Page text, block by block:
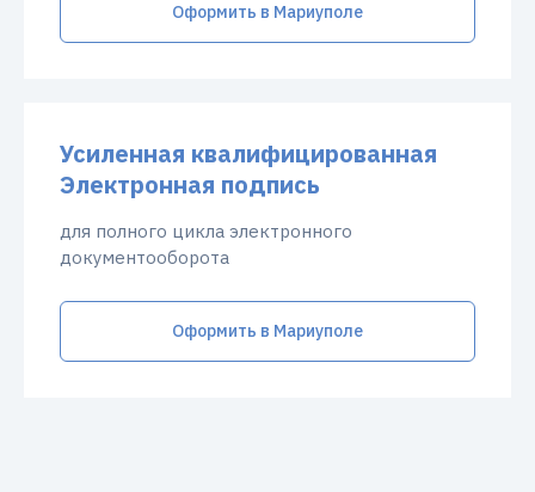
Оформить в Мариуполе
Усиленная квалифицированная
Электронная подпись
для полного цикла электронного
документооборота
Оформить в Мариуполе